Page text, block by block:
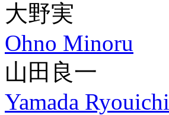
大野実
Ohno Minoru
山田良一
Yamada Ryouichi